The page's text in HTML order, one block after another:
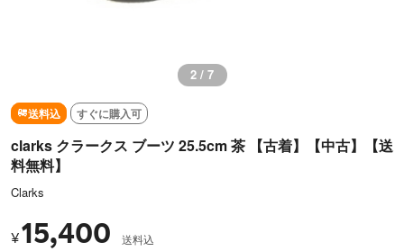
3 / 7
送料込 すぐに購入可
clarks クラークス ブーツ 25.5cm 茶 【古着】【中古】【送
料無料】
Clarks
¥15,400 送料込